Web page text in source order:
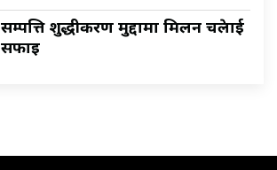
सम्पत्ति शुद्धीकरण मुद्दामा मिलन चक्रेलाई
सफाइ